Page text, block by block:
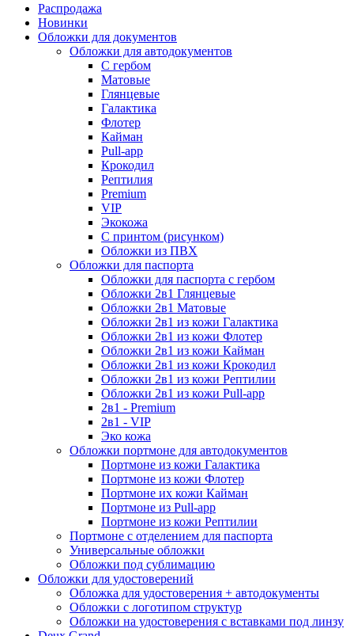
Распродажа
Новинки
Обложки для документов
Обложки для автодокументов
С гербом
Матовые
Глянцевые
Галактика
Флотер
Кайман
Pull-app
Крокодил
Рептилия
Premium
VIP
Экокожа
С принтом (рисунком)
Обложки из ПВХ
Обложки для паспорта
Обложки для паспорта с гербом
Обложки 2в1 Глянцевые
Обложки 2в1 Матовые
Обложки 2в1 из кожи Галактика
Обложки 2в1 из кожи Флотер
Обложки 2в1 из кожи Кайман
Обложки 2в1 из кожи Крокодил
Обложки 2в1 из кожи Рептилии
Обложки 2в1 из кожи Pull-app
2в1 - Premium
2в1 - VIP
Эко кожа
Обложки портмоне для автодокументов
Портмоне из кожи Галактика
Портмоне из кожи Флотер
Портмоне их кожи Кайман
Портмоне из Pull-app
Портмоне из кожи Рептилии
Портмоне с отделением для паспорта
Универсальные обложки
Обложки под сублимацию
Обложки для удостоверений
Обложка для удостоверения + автодокументы
Обложки с логотипом структур
Обложки на удостоверения с вставками под линзу